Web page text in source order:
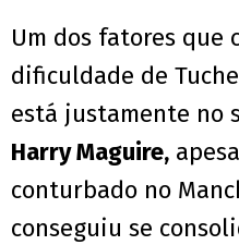
Um dos fatores que
dificuldade de
está justamente no
Harry Maguire,
conturbado no
conseguiu se